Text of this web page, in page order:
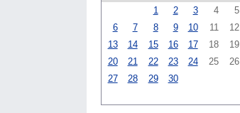
1
2 3 4
5
6
7 8 9 10 11
12
13
14 15 16 17 18
19
20
21 22 23 24 25
26
27
28 29 30